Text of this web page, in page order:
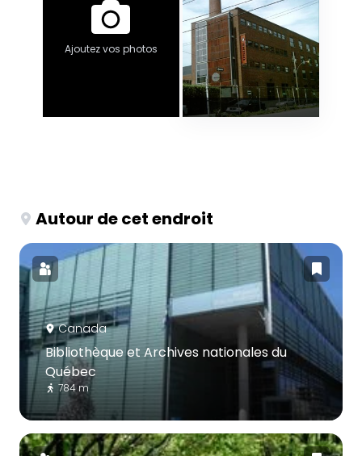
Ajoutez vos photos
Autour de cet endroit
Canada
Bibliothèque et Archives nationales du
Québec
784 m